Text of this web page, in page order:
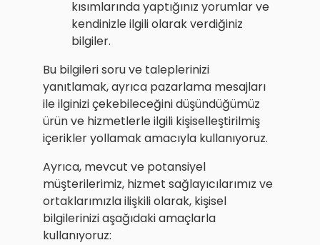
kısımlarında yaptığınız yorumlar ve
kendinizle ilgili olarak verdiğiniz
bilgiler.
Bu bilgileri soru ve taleplerinizi
yanıtlamak, ayrıca pazarlama mesajları
ile ilginizi çekebileceğini düşündüğümüz
ürün ve hizmetlerle ilgili kişiselleştirilmiş
içerikler yollamak amacıyla kullanıyoruz.
Ayrıca, mevcut ve potansiyel
müşterilerimiz, hizmet sağlayıcılarımız ve
ortaklarımızla ilişkili olarak, kişisel
bilgilerinizi aşağıdaki amaçlarla
kullanıyoruz: